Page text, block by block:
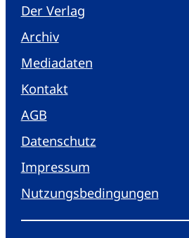
Der Verlag
Archiv
Mediadaten
Kontakt
AGB
Datenschutz
Impressum
Nutzungsbedingungen